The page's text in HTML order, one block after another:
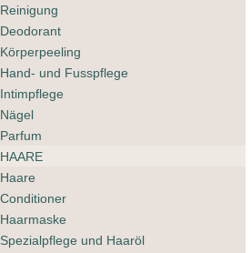
Salt & Stone Body Wash
Saffron & Cedar
Reinigung
Deodorant
Körperpeeling
Hand- und Fusspflege
Intimpflege
Nägel
Parfum
HAARE
Haare
Conditioner
Haarmaske
Spezialpflege und Haaröl